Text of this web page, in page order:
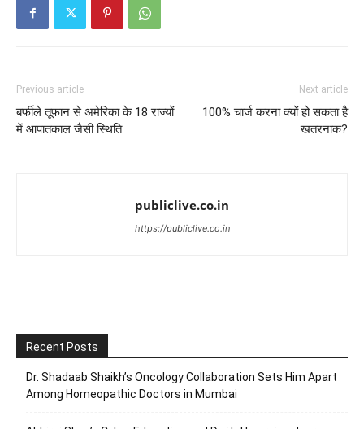
Previous article
बर्फीले तूफान से अमेरिका के 18 राज्यों
में आपातकाल जैसी स्थिति
Next article
100% चार्ज करना क्यों हो सकता है
खतरनाक?
publiclive.co.in
https://publiclive.co.in
Recent Posts
Dr. Shadaab Shaikh’s Oncology Collaboration Sets Him Apart
Among Homeopathic Doctors in Mumbai